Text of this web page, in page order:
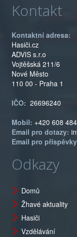
Kontakt
Kontaktní adresa:
Hasiči.cz
ADVIS s.r.o
Vojtěšská 211/6
Nové Město
110 00 - Praha 1
IČO: 26696240
Mobil: +420 608
Email pro dotazy:
Email pro
Odkazy
Domů
Žhavé aktuality
Hasiči
Vzdělávání